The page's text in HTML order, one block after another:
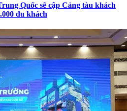
Quốc sẽ cập Cảng tàu khách
du khách